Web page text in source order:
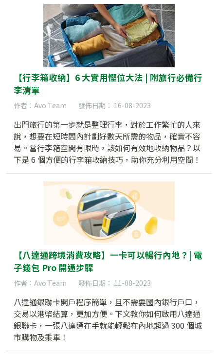
【行李箱收納】6 大實用慳位大法 | 附旅行必備行
李清單
作者：Avo Team 發佈日期： 16-08-2023
出門旅行的第一步就是整理行李，對於工作繁忙的人來
說，想要在短時間內計劃好數天所需的物品，確實不容
易。當行李箱空間有限時，該如何有效地收納物品？以
下是 6 個方便的行李箱收納技巧，助你充分利用空間！
【八達通跨境消費攻略】一卡可以暢行內地？| 電
子錢包 Pro 開通步驟
作者：Avo Team 發佈日期： 11-08-2023
八達通銀聯卡開戶程序簡單，且不需要國內銀行戶口，
交易以港幣結算，更加方便。下文教你如何啟用八達通
銀聯卡，一張八達通在手就能輕鬆在內地超過 300 個城
市購物及乘車！